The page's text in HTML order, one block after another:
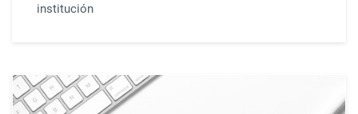
institución